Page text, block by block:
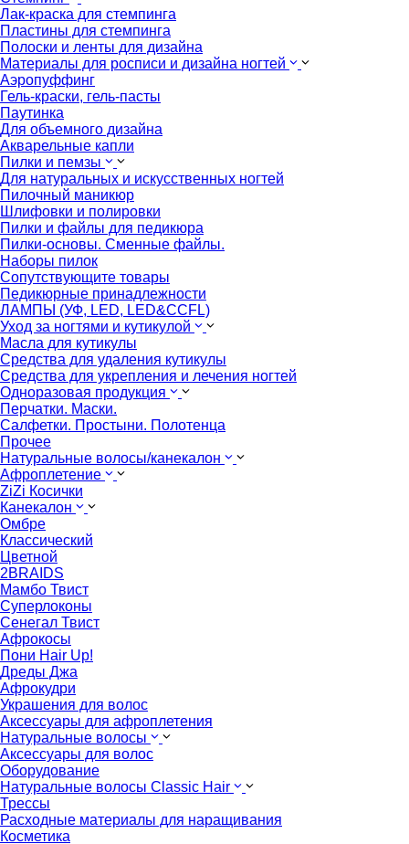
Лак-краска для стемпинга
Пластины для стемпинга
Полоски и ленты для дизайна
Материалы для росписи и дизайна ногтей
Аэропуффинг
Гель-краски, гель-пасты
Паутинка
Для объемного дизайна
Акварельные капли
Пилки и пемзы
Для натуральных и искусственных ногтей
Пилочный маникюр
Шлифовки и полировки
Пилки и файлы для педикюра
Пилки-основы. Сменные файлы.
Наборы пилок
Сопутствующите товары
Педикюрные принадлежности
ЛАМПЫ (УФ, LED, LED&CCFL)
Уход за ногтями и кутикулой
Масла для кутикулы
Средства для удаления кутикулы
Средства для укрепления и лечения ногтей
Одноразовая продукция
Перчатки. Маски.
Салфетки. Простыни. Полотенца
Прочее
Натуральные волосы/канекалон
Афроплетение
ZiZi Косички
Канекалон
Омбре
Классический
Цветной
2BRAIDS
Мамбо Твист
Суперлоконы
Сенегал Твист
Афрокосы
Пони Hair Up!
Дреды Джа
Афрокудри
Украшения для волос
Аксессуары для афроплетения
Натуральные волосы
Аксессуары для волос
Оборудование
Натуральные волосы Classic Hair
Трессы
Расходные материалы для наращивания
Косметика